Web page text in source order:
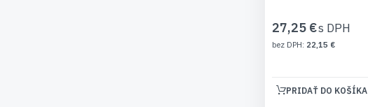
27,25 €
22,15 €
PRIDAŤ DO KOŠÍKA